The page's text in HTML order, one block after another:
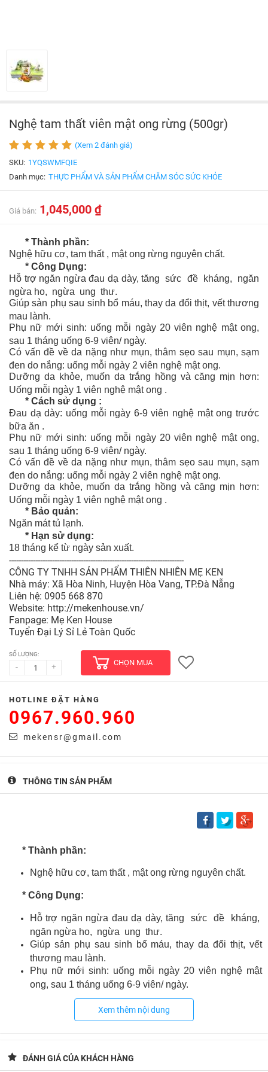
Nghệ tam thất viên mật ong rừng (500gr)
(Xem 2 đánh giá)
SKU: 1YQSWMFQIE
Danh mục: THỰC PHẨM VÀ SẢN PHẨM CHĂM SÓC SỨC KHỎE
Giá bán: 1,045,000 ₫
* Thành phần:
Nghệ hữu cơ, tam thất , mật ong rừng nguyên chất.
* Công Dụng:
Hỗ trợ ngăn ngừa đau dạ dày, tăng sức đề kháng, ngăn
ngừa ho, ngừa ung thư.
Giúp sản phụ sau sinh bổ máu, thay da đổi thịt, vết thương
mau lành.
Phụ nữ mới sinh: uống mỗi ngày 20 viên nghệ mật ong,
sau 1 tháng uống 6-9 viên/ ngày.
Có vấn đề về da nặng như mụn, thâm sẹo sau mụn, sạm
đen do nắng: uống mỗi ngày 2 viên nghệ mật ong.
Dưỡng da khỏe, muốn da trắng hồng và căng mịn hơn:
Uống mỗi ngày 1 viên nghệ mật ong .
* Cách sử dụng :
Đau dạ dày: uống mỗi ngày 6-9 viên nghệ mật ong trước
bữa ăn .
Phụ nữ mới sinh: uống mỗi ngày 20 viên nghệ mật ong,
sau 1 tháng uống 6-9 viên/ ngày.
Có vấn đề về da nặng như mụn, thâm sẹo sau mụn, sạm
đen do nắng: uống mỗi ngày 2 viên nghệ mật ong.
Dưỡng da khỏe, muốn da trắng hồng và căng mịn hơn:
Uống mỗi ngày 1 viên nghệ mật ong .
* Bảo quản:
Ngăn mát tủ lạnh.
* Hạn sử dụng:
18 tháng kể từ ngày sản xuất.
-------------------------------------------------------------------------
CÔNG TY TNHH SẢN PHẨM THIÊN NHIÊN MẸ KEN
Nhà máy: Xã Hòa Ninh, Huyện Hòa Vang, TP.Đà Nẵng
Liên hệ: 0905 668 870
Website: http://mekenhouse.vn/
Fanpage: Mẹ Ken House
Tuyển Đại Lý Sỉ Lẻ Toàn Quốc
SỐ LƯỢNG:
- +
CHỌN MUA
HOTLINE ĐẶT HÀNG
0967.960.960
mekensr@gmail.com
THÔNG TIN SẢN PHẨM
* Thành phần:
Nghệ hữu cơ, tam thất , mật ong rừng nguyên chất.
* Công Dụng:
Hỗ trợ ngăn ngừa đau dạ dày, tăng sức đề kháng,
ngăn ngừa ho, ngừa ung thư.
Giúp sản phụ sau sinh bổ máu, thay da đổi thịt, vết
thương mau lành.
Phụ nữ mới sinh: uống mỗi ngày 20 viên nghệ mật
ong, sau 1 tháng uống 6-9 viên/ ngày.
Có vấn đề về da nặng như mụn, thâm sẹo sau mụn,
sạm đen do nắng: uống mỗi ngày 2 viên nghệ mật ong.
Dưỡng da khỏe, muốn da trắng hồng và căng mịn
* Cách sử dụng :
Xem thêm nội dung
ĐÁNH GIÁ CỦA KHÁCH HÀNG